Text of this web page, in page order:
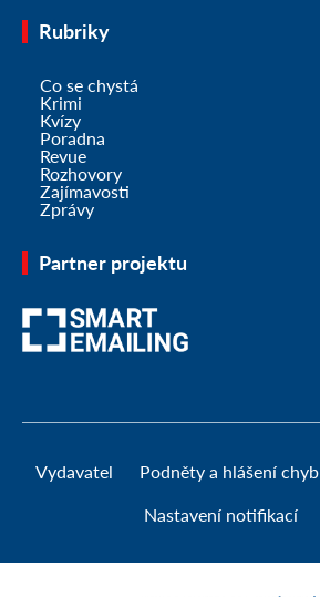
Rubriky
Co se chystá
Krimi
Kvízy
Poradna
Revue
Rozhovory
Zajímavosti
Zprávy
Partner projektu
Vydavatel Podněty a hlášení chyb
Nastavení notifikací